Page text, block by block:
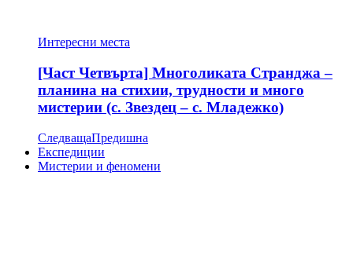
Интересни места
[Част Четвърта] Многоликата Странджа –
планина на стихии, трудности и много
мистерии (с. Звездец – с. Младежко)
СледващаПредишна
Експедиции
Мистерии и феномени